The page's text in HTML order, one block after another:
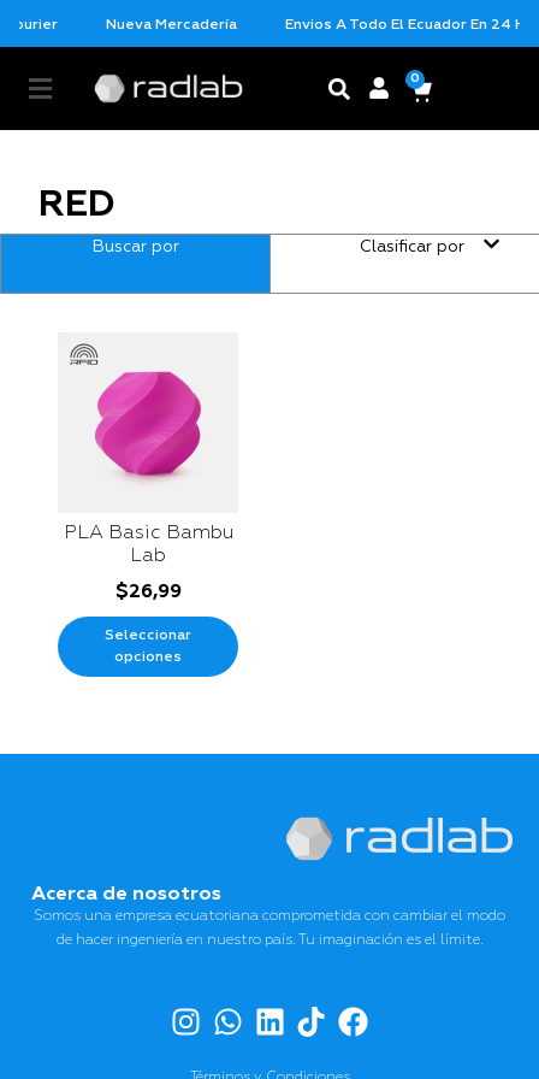
Nueva Mercadería Envios A Todo El Ecuador En 24
0
RED
Buscar por Clasificar por
PLA Basic Bambu
Lab
$26,99
Seleccionar
opciones
Acerca de nosotros
Somos una empresa ecuatoriana comprometida con cambiar el modo
de hacer ingeniería en nuestro país. Tu imaginación es el límite.